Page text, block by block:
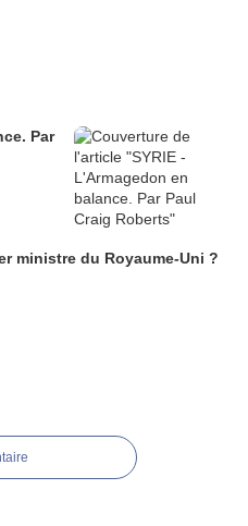
Par
ministre du Royaume-Uni ?